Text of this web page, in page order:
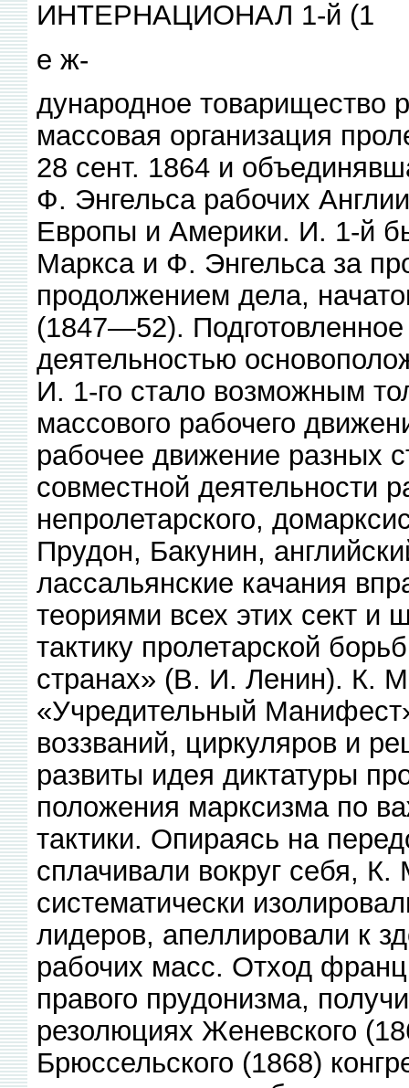
ИНТЕРНАЦИОНАЛ 1-й (1
е ж-
дународное товарищество
массовая организация
28 сент. 1864 и
Ф. Энгельса рабочих
Европы и Америки. И. 1-й
Маркса и Ф. Энгельса за
продолжением дела,
(1847—52). Подготовленное
деятельностью
И. 1-го стало возможным
массового рабочего
рабочее движение разных
совместной деятельности
непролетарского,
Прудон, Бакунин,
лассальянские качания
теориями всех этих сект
тактику пролетарской
странах» (В. И. Ленин). К.
«Учредительный
воззваний, циркуляров и
развиты идея диктатуры
положения марксизма по
тактики. Опираясь на
сплачивали вокруг себя,
систематически
лидеров, апеллировали к
рабочих масс. Отход
правого прудонизма,
резолюциях Женевского
Брюссельского (1868)